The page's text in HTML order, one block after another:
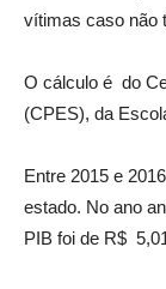
vítimas caso não
O cálculo é do
(CPES), da
Entre 2015 e
estado. No ano
PIB foi de R$